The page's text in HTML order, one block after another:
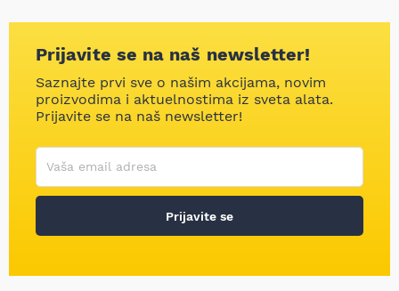
Prijavite se na naš newsletter!
Saznajte prvi sve o našim akcijama, novim
proizvodima i aktuelnostima iz sveta alata.
Prijavite se na naš newsletter!
Korisničko ime
Vaša email adresa
Prijavite se